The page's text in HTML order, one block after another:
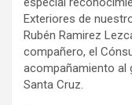
Exteriores de
Rubén Ramirez
compañero, el
acompañamiento al
Santa Cruz.